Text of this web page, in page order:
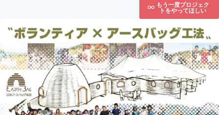
もう一度プロジェク
トをやってほしい